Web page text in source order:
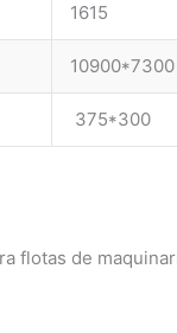
1615
10900*7300
375*300
flotas de